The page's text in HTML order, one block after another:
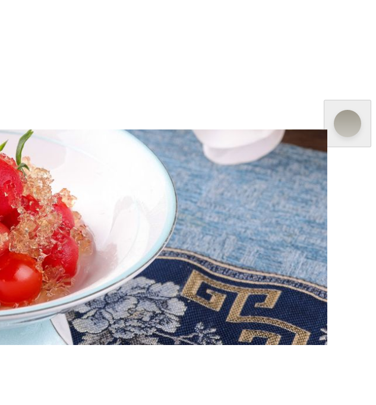
味わいを組み合わせたメニューをお届けします。濃厚な旨みの「ヤドカリ
な「冷製チェリートマトの梅干し和え」など、夏の味覚を目覚めさせ、
グルト・スプライト ミックス」などシグネチャードリンクと合わせて、